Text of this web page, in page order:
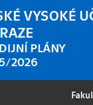
VYSOKÉ
PLÁNY
2026